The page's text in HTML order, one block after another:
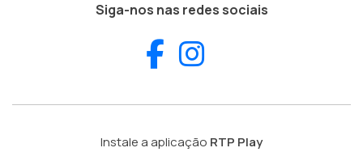
Siga-nos nas redes sociais
Facebook
Instale a aplicação RTP Play